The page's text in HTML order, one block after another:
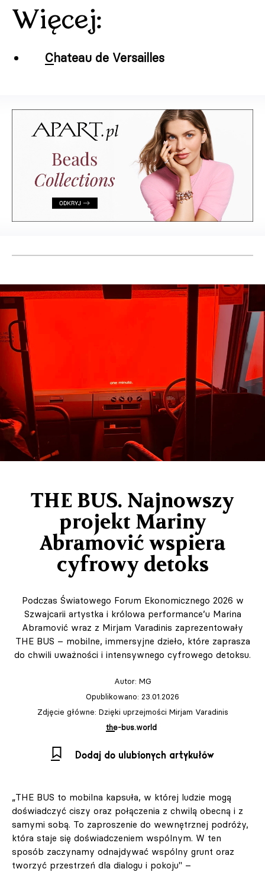
Więcej:
Chateau de Versailles
THE BUS. Najnowszy
projekt Mariny
Abramović wspiera
cyfrowy detoks
Podczas Światowego Forum Ekonomicznego 2026 w
Szwajcarii artystka i królowa performance’u Marina
Abramović wraz z Mirjam Varadinis zaprezentowały
THE BUS – mobilne, immersyjne dzieło, które zaprasza
do chwili uważności i intensywnego cyfrowego detoksu.
Autor: MG
Opublikowano: 23.01.2026
Zdjęcie główne: Dzięki uprzejmości Mirjam Varadinis
the-bus.world
Dodaj do ulubionych artykułów
„THE BUS to mobilna kapsuła, w której ludzie mogą
doświadczyć ciszy oraz połączenia z chwilą obecną i z
samymi sobą. To zaproszenie do wewnętrznej podróży,
która staje się doświadczeniem wspólnym. W ten
sposób zaczynamy odnajdywać wspólny grunt oraz
tworzyć przestrzeń dla dialogu i pokoju" –